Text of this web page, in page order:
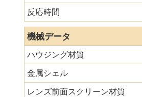
反応時間
機械データ
ハウジング材質
金属シェル
レンズ前面スクリーン材質